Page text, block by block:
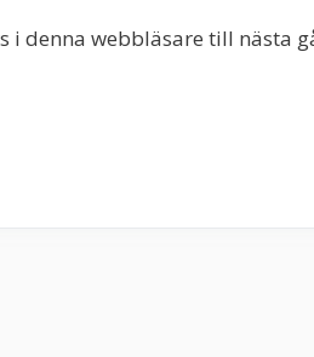
denna webbläsare till nästa